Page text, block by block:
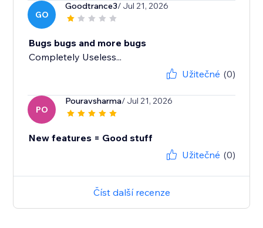
GO
Goodtrance3/ Jul 21, 2026
Bugs bugs and more bugs
Completely Useless...
Užitečné (0)
PO
Pouravsharma/ Jul 21, 2026
New features = Good stuff
Užitečné (0)
Číst další recenze